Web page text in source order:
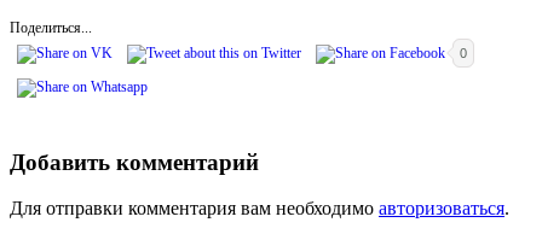
Поделиться...
0
Добавить комментарий
Для отправки комментария вам необходимо авторизоваться.